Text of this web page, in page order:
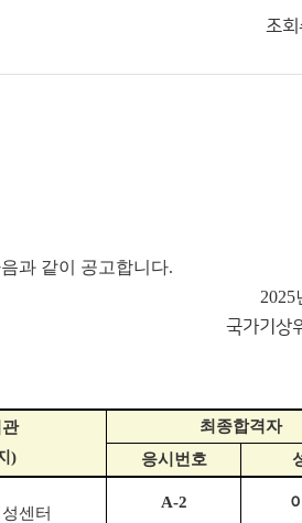
조회
과 같이 공고합니다.
2025
국가기상
)
최종합격자
응시번호
센터
A-2